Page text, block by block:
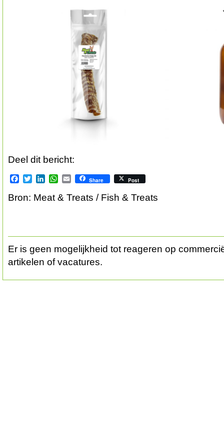
Deel dit bericht:
Facebook
TwitterLinkedInWhatsApp
EmailShare Post
Bron: Meat & Treats / Fish & Treats
Er is geen mogelijkheid tot reageren op
artikelen of vacatures.